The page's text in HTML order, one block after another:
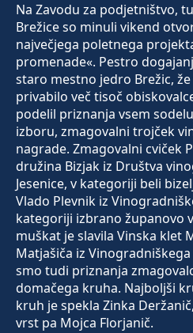
Na Zavodu za podjetništvo,
Brežice so minuli vikend
največjega poletnega
promenade«. Pestro
staro mestno jedro Brežic,
privabilo več tisoč
podelil priznanja vsem
izboru, zmagovalni trojček
nagrade. Zmagovalni cviček
družina Bizjak iz Društva
Jesenice, v kategoriji beli
Vlado Plevnik iz
kategoriji izbrano županovo
muškat je slavila Vinska klet
Matjašiča iz
smo tudi priznanja
domačega kruha. Najboljši
kruh je spekla Zinka
vrst pa Mojca Florjanič.